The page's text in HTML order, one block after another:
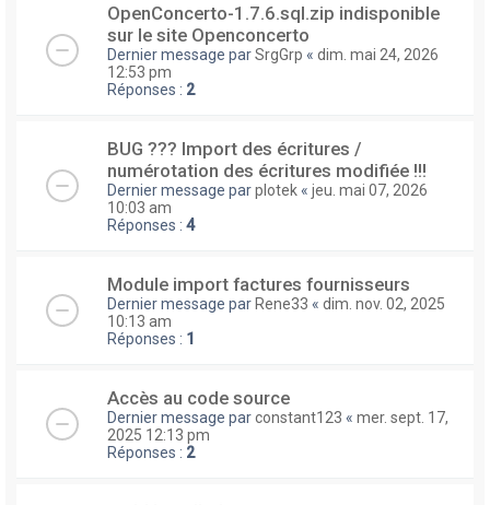
OpenConcerto-1.7.6.sql.zip indisponible
sur le site Openconcerto
Dernier message parSrgGrp « dim. mai 24, 2026
12:53 pm
Réponses : 2
BUG ??? Import des écritures /
numérotation des écritures modifiée !!!
Dernier message parplotek « jeu. mai 07, 2026
10:03 am
Réponses : 4
Module import factures fournisseurs
Dernier message par Rene33 « dim. nov. 02, 2025
10:13 am
Réponses : 1
Accès au code source
Dernier message parconstant123 « mer. sept. 17,
2025 12:13 pm
Réponses : 2